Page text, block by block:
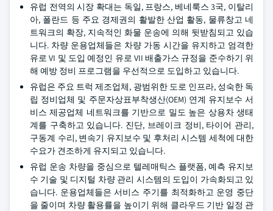
유럽 전역의 시장 확대는 독일, 프랑스, 베네룩스 3국, 이탈리
아, 폴란드 등 주요 경제권의 활발한 산업 활동, 물류창고 네
트워크의 확장, 지속적인 화물 운송에 의해 뒷받침되고 있습
니다. 차량 운용업체들은 차량 가동 시간을 유지하고 엄격한
유로 VI 및 도입 예정인 유로 VII 배출가스 규정을 준수하기 위
해 예방 정비 프로그램을 우선적으로 도입하고 있습니다.
유럽은 주요 트럭 제조업체, 광범위한 도로 인프라, 성숙한 독
립 정비업체 및 주문자상표부착생산(OEM) 연계 유지보수 서
비스 제공업체 네트워크를 기반으로 밀도 높은 상용차 생태
계를 구축하고 있습니다. 진단, 브레이크 정비, 타이어 관리,
구동계 수리, 변속기 유지보수 및 후처리 시스템 세척에 대한
수요가 견조하게 유지되고 있습니다.
유럽 운송 차량을 중심으로 텔레매틱스 플랫폼, 예측 유지보
수 기술 및 디지털 차량 관리 시스템의 도입이 가속화되고 있
습니다. 운용업체들은 서비스 주기를 최적화하고 운영 중단
을 줄이며 차량 활용률을 높이기 위해 클라우드 기반 일정 관